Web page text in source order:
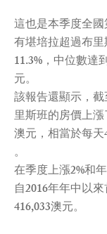
這也是本季度全
有堪培拉超過布
11.3%，中位數達
元。
該報告還顯示，
里斯班的房價上漲
澳元，相當於每
。
在季度上漲2%和
自2016年年中以
416,033澳元。